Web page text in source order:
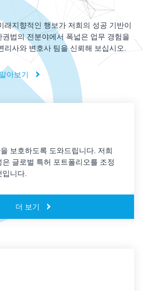
래지향적인 행보가 저희의 성공 기반이
법의 전분야에서 폭넓은 업무 경험을
리사와 변호사 팀을 신뢰해 보십시오.
아보기
보호하도록 도와드립니다. 저희
글로벌 특허 포트폴리오를 조정
입니다.
더 보기